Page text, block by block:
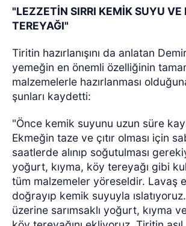
"LEZZETİN SIRRI KEMİK SUYU VE
TEREYAĞI"
Tiritin hazırlanışını da anlatan
yemeğin en önemli özelliğinin
malzemelerle hazırlanması
şunları kaydetti:
"Önce kemik suyunu uzun süre
Ekmeğin taze ve çıtır olması için
saatlerde alınıp soğutulması
yoğurt, kıyma, köy tereyağı gibi
tüm malzemeler yöreseldir. Lavaş
doğrayıp kemik suyuyla
üzerine sarımsaklı yoğurt, kıyma ve